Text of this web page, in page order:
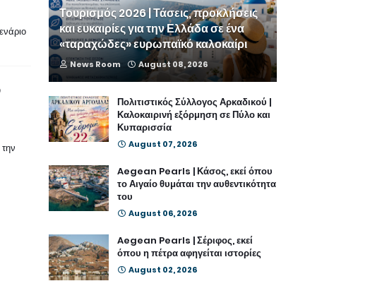
Τουρισμός 2026 | Τάσεις, προκλήσεις
και ευκαιρίες για την Ελλάδα σε ένα
«ταραχώδες» ευρωπαϊκό καλοκαίρι
News Room August 08, 2026
Πολιτιστικός Σύλλογος Αρκαδικού |
Καλοκαιρινή εξόρμηση σε Πύλο και
Κυπαρισσία
August 07, 2026
Aegean Pearls | Κάσος, εκεί όπου
το Αιγαίο θυμάται την αυθεντικότητα
του
August 06, 2026
Aegean Pearls | Σέριφος, εκεί
όπου η πέτρα αφηγείται ιστορίες
August 02, 2026